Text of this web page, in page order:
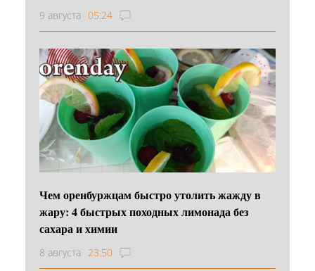
9 августа 05:24
Чем оренбуржцам быстро утолить жажду в
жару: 4 быстрых походных лимонада без
сахара и химии
8 августа 23:50